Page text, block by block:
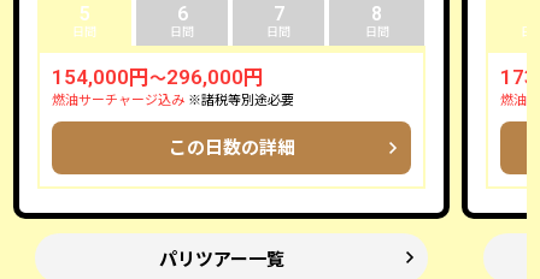
5
日間
6
日間
7
日間
8
日間
154,000円～296,000円
燃油サーチャージ込み ※諸税等別途必要
この日数の詳細
パリツアー一覧
日
燃油